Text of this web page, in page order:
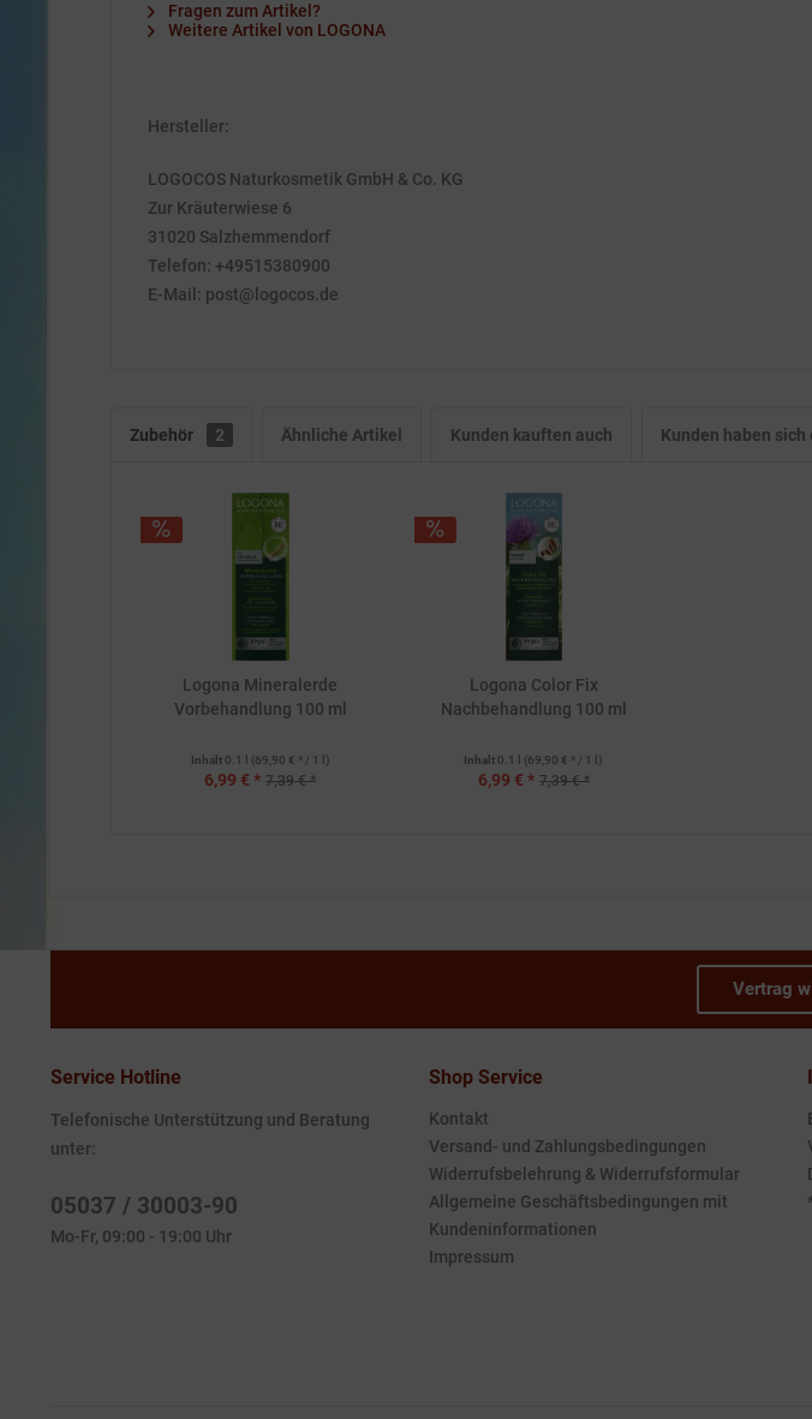
Fragen zum Artikel?
Weitere Artikel von LOGONA
Hersteller:
LOGOCOS Naturkosmetik GmbH & Co. KG
Zur Kräuterwiese 6
31020 Salzhemmendorf
Telefon: +49515380900
E-Mail: post@logocos.de
Zubehör 2 Ähnliche Artikel Kunden kauften auch Kunden haben
Logona Mineralerde
Vorbehandlung 100 ml
Inhalt 0.1 l (69,90 € * / 1 l)
6,99 € * 7,39 € *
Logona Color Fix
Nachbehandlung 100 ml
Inhalt 0.1 l (69,90 € * / 1 l)
6,99 € * 7,39 € *
Vertrag
Service Hotline
Telefonische Unterstützung und Beratung
unter:
05037 / 30003-90
Mo-Fr, 09:00 - 19:00 Uhr
Shop Service
Kontakt
Versand- und Zahlungsbedingungen
Widerrufsbelehrung & Widerrufsformular
Allgemeine Geschäftsbedingungen mit
Kundeninformationen
Impressum